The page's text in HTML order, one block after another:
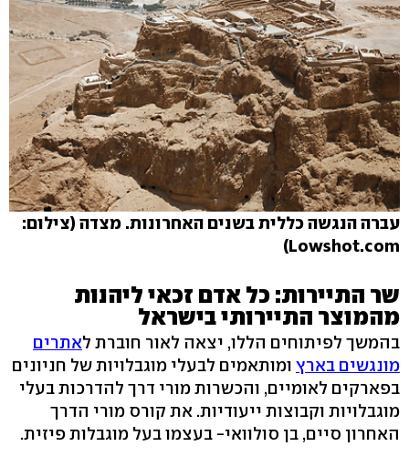
עברה הנגשה כללית בשנים האחרונות. מצדה (צילום:
Lowshot.com)
שר התיירות: כל אדם זכאי ליהנות
מהמוצר התיירותי בישראל
בהמשך לפיתוחים הללו, יצאה לאור חוברת לאתרים
מונגשים בארץ ומותאמים לבעלי מוגבלויות של חניונים
בפארקים לאומיים, והכשרות מורי דרך להדרכות בעלי
מוגבלויות וקבוצות ייעודיות. את קורס מורי הדרך
האחרון סיים, בן סולוואי- בעצמו בעל מוגבלות פיזית.